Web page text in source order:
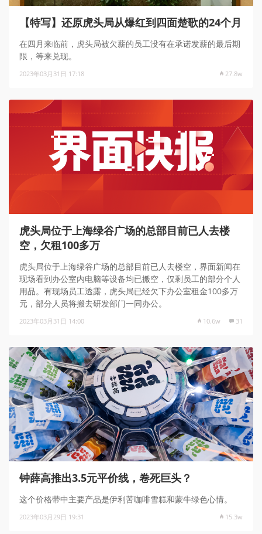
【特写】还原虎头局从爆红到四面楚歌的24个月
在四月来临前，虎头局被欠薪的员工没有在承诺发薪的最后期
限，等来兑现。
2023年03月31日 17:18 27.8w
虎头局位于上海绿谷广场的总部目前已人去楼
空，欠租100多万
虎头局位于上海绿谷广场的总部目前已人去楼空，界面新闻在
现场看到办公室内电脑等设备均已搬空，仅剩员工的部分个人
用品。有现场员工透露，虎头局已经欠下办公室租金100多万
元，部分人员将搬去研发部门一同办公。
2023年03月31日 14:00 10.6w 31
钟薛高推出3.5元平价线，卷死巨头？
这个价格带中主要产品是伊利苦咖啡雪糕和蒙牛绿色心情。
2023年03月29日 19:31 15.3w